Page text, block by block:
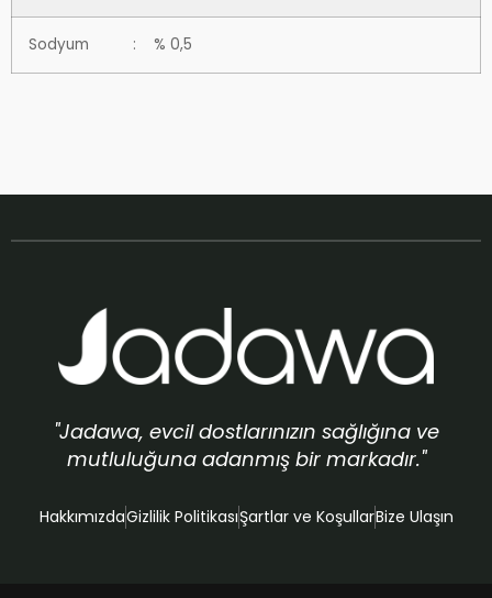
Sodyum : % 0,5
"Jadawa, evcil dostlarınızın sağlığına ve
mutluluğuna adanmış bir markadır."
HakkımızdaGizlilik PolitikasıŞartlar ve KoşullarBize Ulaşın